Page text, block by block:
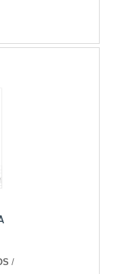
premium,
com o que
de
/